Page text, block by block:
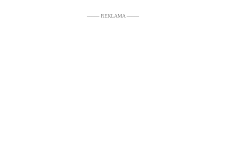
––––– REKLAMA –––––